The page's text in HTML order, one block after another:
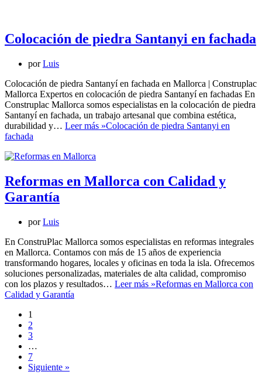
Colocación de piedra Santanyi en fachada
porLuis
Colocación de piedra Santanyí en fachada en Mallorca | Construplac
Mallorca Expertos en colocación de piedra Santanyí en fachadas En
Construplac Mallorca somos especialistas en la colocación de piedra
Santanyí en fachada, un trabajo artesanal que combina estética,
durabilidad y… Leer más »Colocación de piedra Santanyi en
fachada
Reformas en Mallorca con Calidad y
Garantía
porLuis
En ConstruPlac Mallorca somos especialistas en reformas integrales
en Mallorca. Contamos con más de 15 años de experiencia
transformando hogares, locales y oficinas en toda la isla. Ofrecemos
soluciones personalizadas, materiales de alta calidad, compromiso
con los plazos y resultados… Leer más »Reformas en Mallorca con
Calidad y Garantía
1
2
3
…
7
Siguiente »